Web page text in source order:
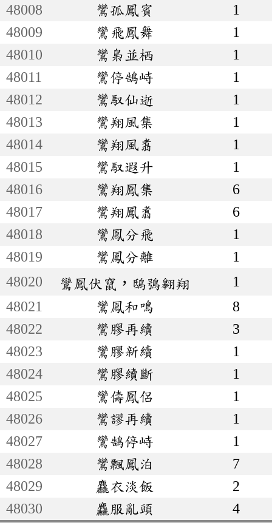
48008
鸞孤鳳賓
1
48009
鸞飛鳳舞
1
48010
鸞梟並栖
1
48011
鸞停鵠峙
1
48012
鸞馭仙逝
1
48013
鸞翔風集
1
48014
鸞翔風翥
1
48015
鸞馭遐升
1
48016
鸞翔鳳集
6
48017
鸞翔鳳翥
6
48018
鸞鳳分飛
1
48019
鸞鳳分離
1
48020
鸞鳳伏竄，鴟鴞翱翔
1
48021
鸞鳳和鳴
8
48022
鸞膠再續
3
48023
鸞膠新續
1
48024
鸞膠續斷
1
48025
鸞儔鳳侶
1
48026
鸞謬再續
1
48027
鸞鵠停峙
1
48028
鸞飄鳳泊
7
48029
麤衣淡飯
2
48030
麤服亂頭 4